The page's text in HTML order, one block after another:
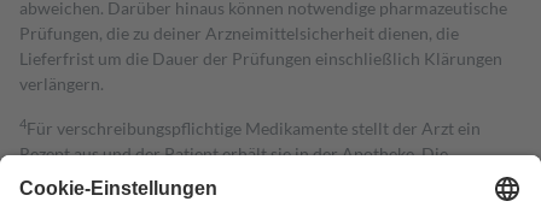
abweichen. Darüber hinaus können notwendige pharmazeutische
Prüfungen, die zu deiner Arzneimittelsicherheit dienen, die
Lieferfrist um die Dauer der Prüfungen einschließlich Klärungen
verlängern.
4Für verschreibungspflichtige Medikamente stellt der Arzt ein
Rezept aus und der Patient erhält sie in der Apotheke. Die
gesetzliche Krankenversicherung übernimmt in der Regel die
Kosten dafür, der Versicherte trägt einen Teil davon als Zuzahlung